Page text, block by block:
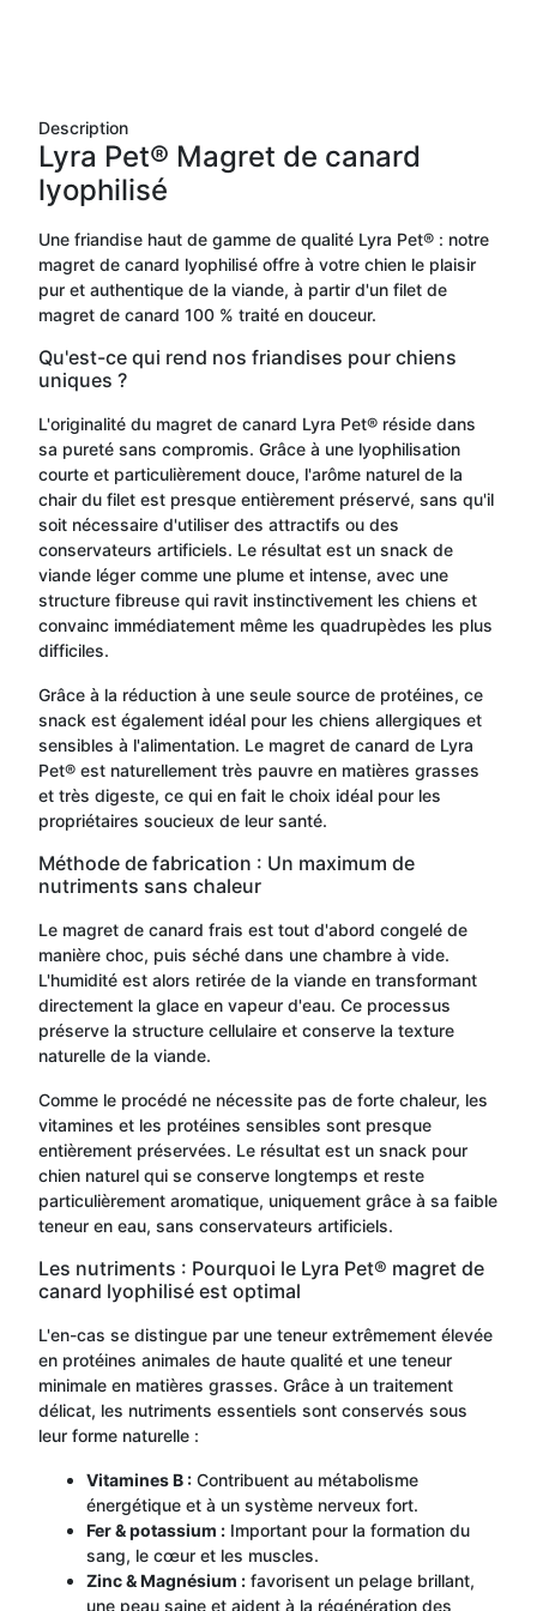
Description
Lyra Pet® Magret de canard
lyophilisé
Une friandise haut de gamme de qualité Lyra Pet® : notre
magret de canard lyophilisé offre à votre chien le plaisir
pur et authentique de la viande, à partir d'un filet de
magret de canard 100 % traité en douceur.
Qu'est-ce qui rend nos friandises pour chiens
uniques ?
L'originalité du magret de canard Lyra Pet® réside dans
sa pureté sans compromis. Grâce à une lyophilisation
courte et particulièrement douce, l'arôme naturel de la
chair du filet est presque entièrement préservé, sans qu'il
soit nécessaire d'utiliser des attractifs ou des
conservateurs artificiels. Le résultat est un snack de
viande léger comme une plume et intense, avec une
structure fibreuse qui ravit instinctivement les chiens et
convainc immédiatement même les quadrupèdes les plus
difficiles.
Grâce à la réduction à une seule source de protéines, ce
snack est également idéal pour les chiens allergiques et
sensibles à l'alimentation. Le magret de canard de Lyra
Pet® est naturellement très pauvre en matières grasses
et très digeste, ce qui en fait le choix idéal pour les
propriétaires soucieux de leur santé.
Méthode de fabrication : Un maximum de
nutriments sans chaleur
Le magret de canard frais est tout d'abord congelé de
manière choc, puis séché dans une chambre à vide.
L'humidité est alors retirée de la viande en transformant
directement la glace en vapeur d'eau. Ce processus
préserve la structure cellulaire et conserve la texture
naturelle de la viande.
Comme le procédé ne nécessite pas de forte chaleur, les
vitamines et les protéines sensibles sont presque
entièrement préservées. Le résultat est un snack pour
chien naturel qui se conserve longtemps et reste
particulièrement aromatique, uniquement grâce à sa faible
teneur en eau, sans conservateurs artificiels.
Les nutriments : Pourquoi le Lyra Pet® magret de
canard lyophilisé est optimal
L'en-cas se distingue par une teneur extrêmement élevée
en protéines animales de haute qualité et une teneur
minimale en matières grasses. Grâce à un traitement
délicat, les nutriments essentiels sont conservés sous
leur forme naturelle :
Vitamines B : Contribuent au métabolisme
énergétique et à un système nerveux fort.
Fer & potassium : Important pour la formation du
sang, le cœur et les muscles.
Zinc & Magnésium : favorisent un pelage brillant,
une peau saine et aident à la régénération des